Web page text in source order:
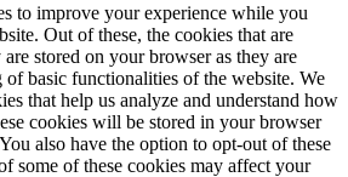
to improve your experience while you
Out of these, the cookies that are
are stored on your browser as they are
basic functionalities of the website. We
that help us analyze and understand how
cookies will be stored in your browser
also have the option to opt-out of these
some of these cookies may affect your